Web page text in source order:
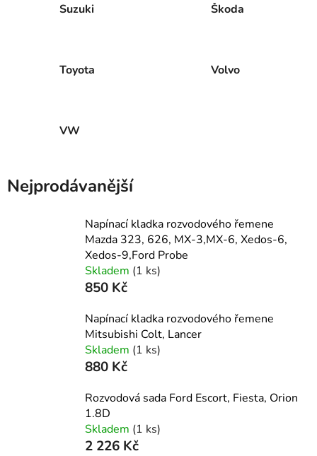
Suzuki Škoda
Toyota Volvo
VW
Nejprodávanější
Napínací kladka rozvodového řemene
Mazda 323, 626, MX-3,MX-6, Xedos-6,
Xedos-9,Ford Probe
Skladem (1 ks)
850 Kč
Napínací kladka rozvodového řemene
Mitsubishi Colt, Lancer
Skladem (1 ks)
880 Kč
Rozvodová sada Ford Escort, Fiesta, Orion
1.8D
Skladem (1 ks)
2 226 Kč